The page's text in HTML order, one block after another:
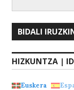
HIZKUNTZA |
Euskera